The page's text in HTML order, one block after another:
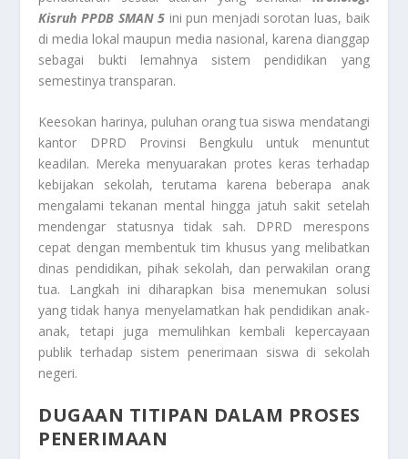
Kisruh PPDB SMAN 5 ini pun menjadi sorotan luas, baik
di media lokal maupun media nasional, karena dianggap
sebagai bukti lemahnya sistem pendidikan yang
semestinya transparan.
Keesokan harinya, puluhan orang tua siswa mendatangi
kantor DPRD Provinsi Bengkulu untuk menuntut
keadilan. Mereka menyuarakan protes keras terhadap
kebijakan sekolah, terutama karena beberapa anak
mengalami tekanan mental hingga jatuh sakit setelah
mendengar statusnya tidak sah. DPRD merespons
cepat dengan membentuk tim khusus yang melibatkan
dinas pendidikan, pihak sekolah, dan perwakilan orang
tua. Langkah ini diharapkan bisa menemukan solusi
yang tidak hanya menyelamatkan hak pendidikan anak-
anak, tetapi juga memulihkan kembali kepercayaan
publik terhadap sistem penerimaan siswa di sekolah
negeri.
DUGAAN TITIPAN DALAM PROSES
PENERIMAAN